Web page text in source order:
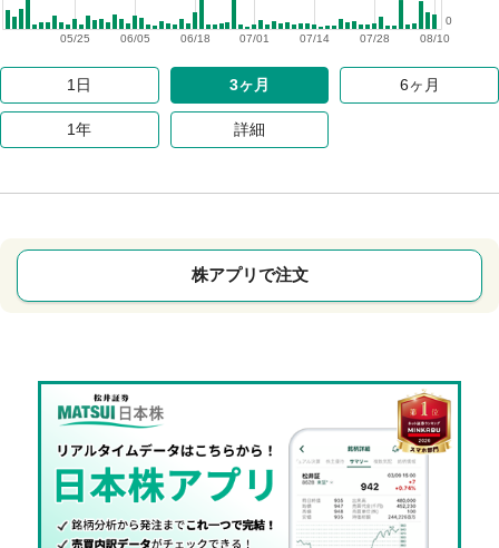
08/10
07/28
07/14
07/01
06/18
06/05
05/25
0
1日 3ヶ月 6ヶ月
1年 詳細
株アプリで注文